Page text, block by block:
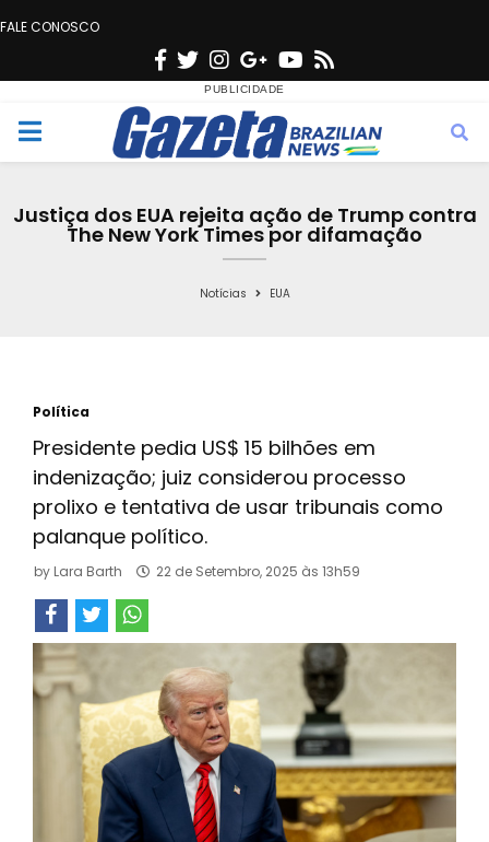
FALE CONOSCO
F
c
e
o
T
w
i
t
e
n
s
t
g
r
a
G
o
o
g
e
Y
u
t
b
s
M
Justiça dos EUA rejeita ação de Trump contra
The New York Times por difamação
Notícias EUA
Política
Presidente pedia US$ 15 bilhões em
indenização; juiz considerou processo
prolixo e tentativa de usar tribunais como
palanque político.
by Lara Barth 22 de Setembro, 2025 às 13h59